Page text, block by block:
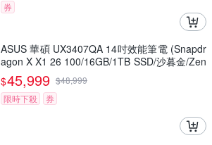
券
ASUS 華碩 UX3407QA 14吋效能筆電 (Snapdr
agon X X1 26 100/16GB/1TB SSD/沙暮金/Zen
book A14)
$45,999 $48,999
限時下殺
券